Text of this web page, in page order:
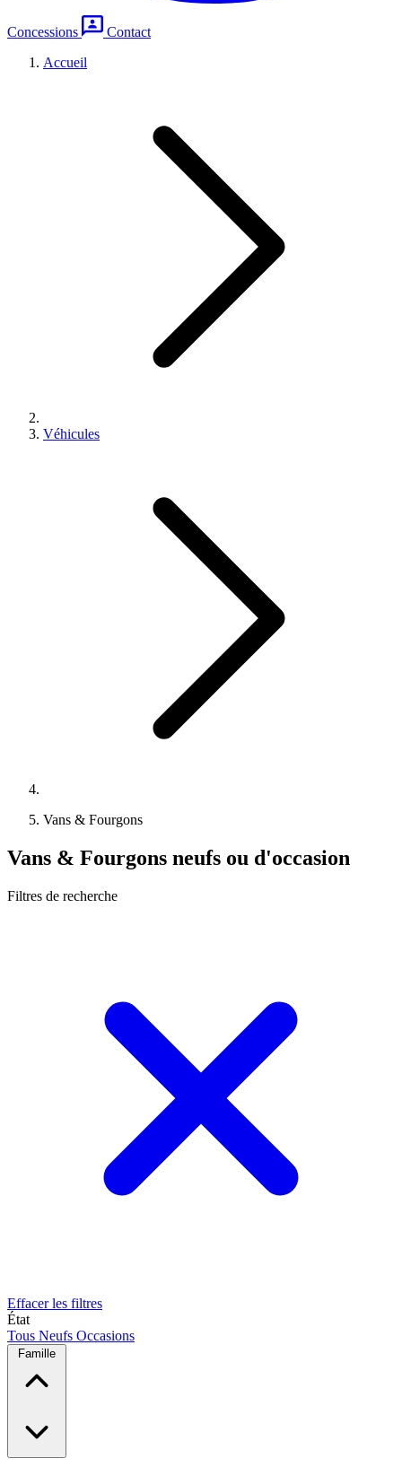
Concessions
Contact
Accueil
Véhicules
Vans & Fourgons
Vans & Fourgons neufs ou d'occasion
Filtres de recherche
Effacer les filtres
État
Tous Neufs Occasions
Famille